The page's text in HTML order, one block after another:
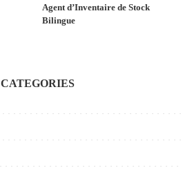
Agent d’Inventaire de Stock
Bilingue
CATEGORIES